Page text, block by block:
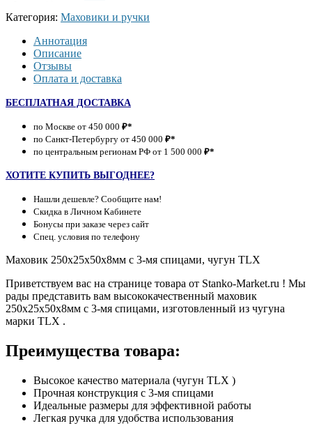
Категория: Маховики и ручки
Аннотация
Описание
Отзывы
Оплата и доставка
БЕСПЛАТНАЯ ДОСТАВКА
по Москве от 450 000 ₽*
по Санкт-Петербургу от 450 000 ₽*
по центральным регионам РФ от 1 500 000 ₽*
ХОТИТЕ КУПИТЬ ВЫГОДНЕЕ?
Нашли дешевле? Сообщите нам!
Скидка в Личном Кабинете
Бонусы при заказе через сайт
Спец. условия по телефону
Маховик 250х25х50х8мм с 3-мя спицами, чугун TLX
Приветствуем вас на странице товара от Stanko-Market.ru ! Мы
рады представить вам высококачественный маховик
250х25х50х8мм с 3-мя спицами, изготовленный из чугуна
марки TLX .
Преимущества товара:
Высокое качество материала (чугун TLX )
Прочная конструкция с 3-мя спицами
Идеальные размеры для эффективной работы
Легкая ручка для удобства использования